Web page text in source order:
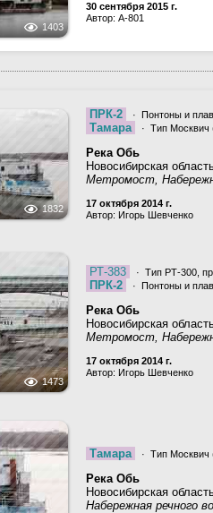
1403
30 сентября 2015 г.
Автор: A-801
1832
ПРК-2 · Понтоны и
Тамара · Тип
Река Обь
Новосибирская
Метромост,
17 октября 2014 г.
Автор: Игорь Шевченко
1473
РТ-383 · Тип РТ-300,
ПРК-2 · Понтоны и
Река Обь
Новосибирская
Метромост,
17 октября 2014 г.
Автор: Игорь Шевченко
Тамара · Тип
Река Обь
Новосибирская
Набережная речного